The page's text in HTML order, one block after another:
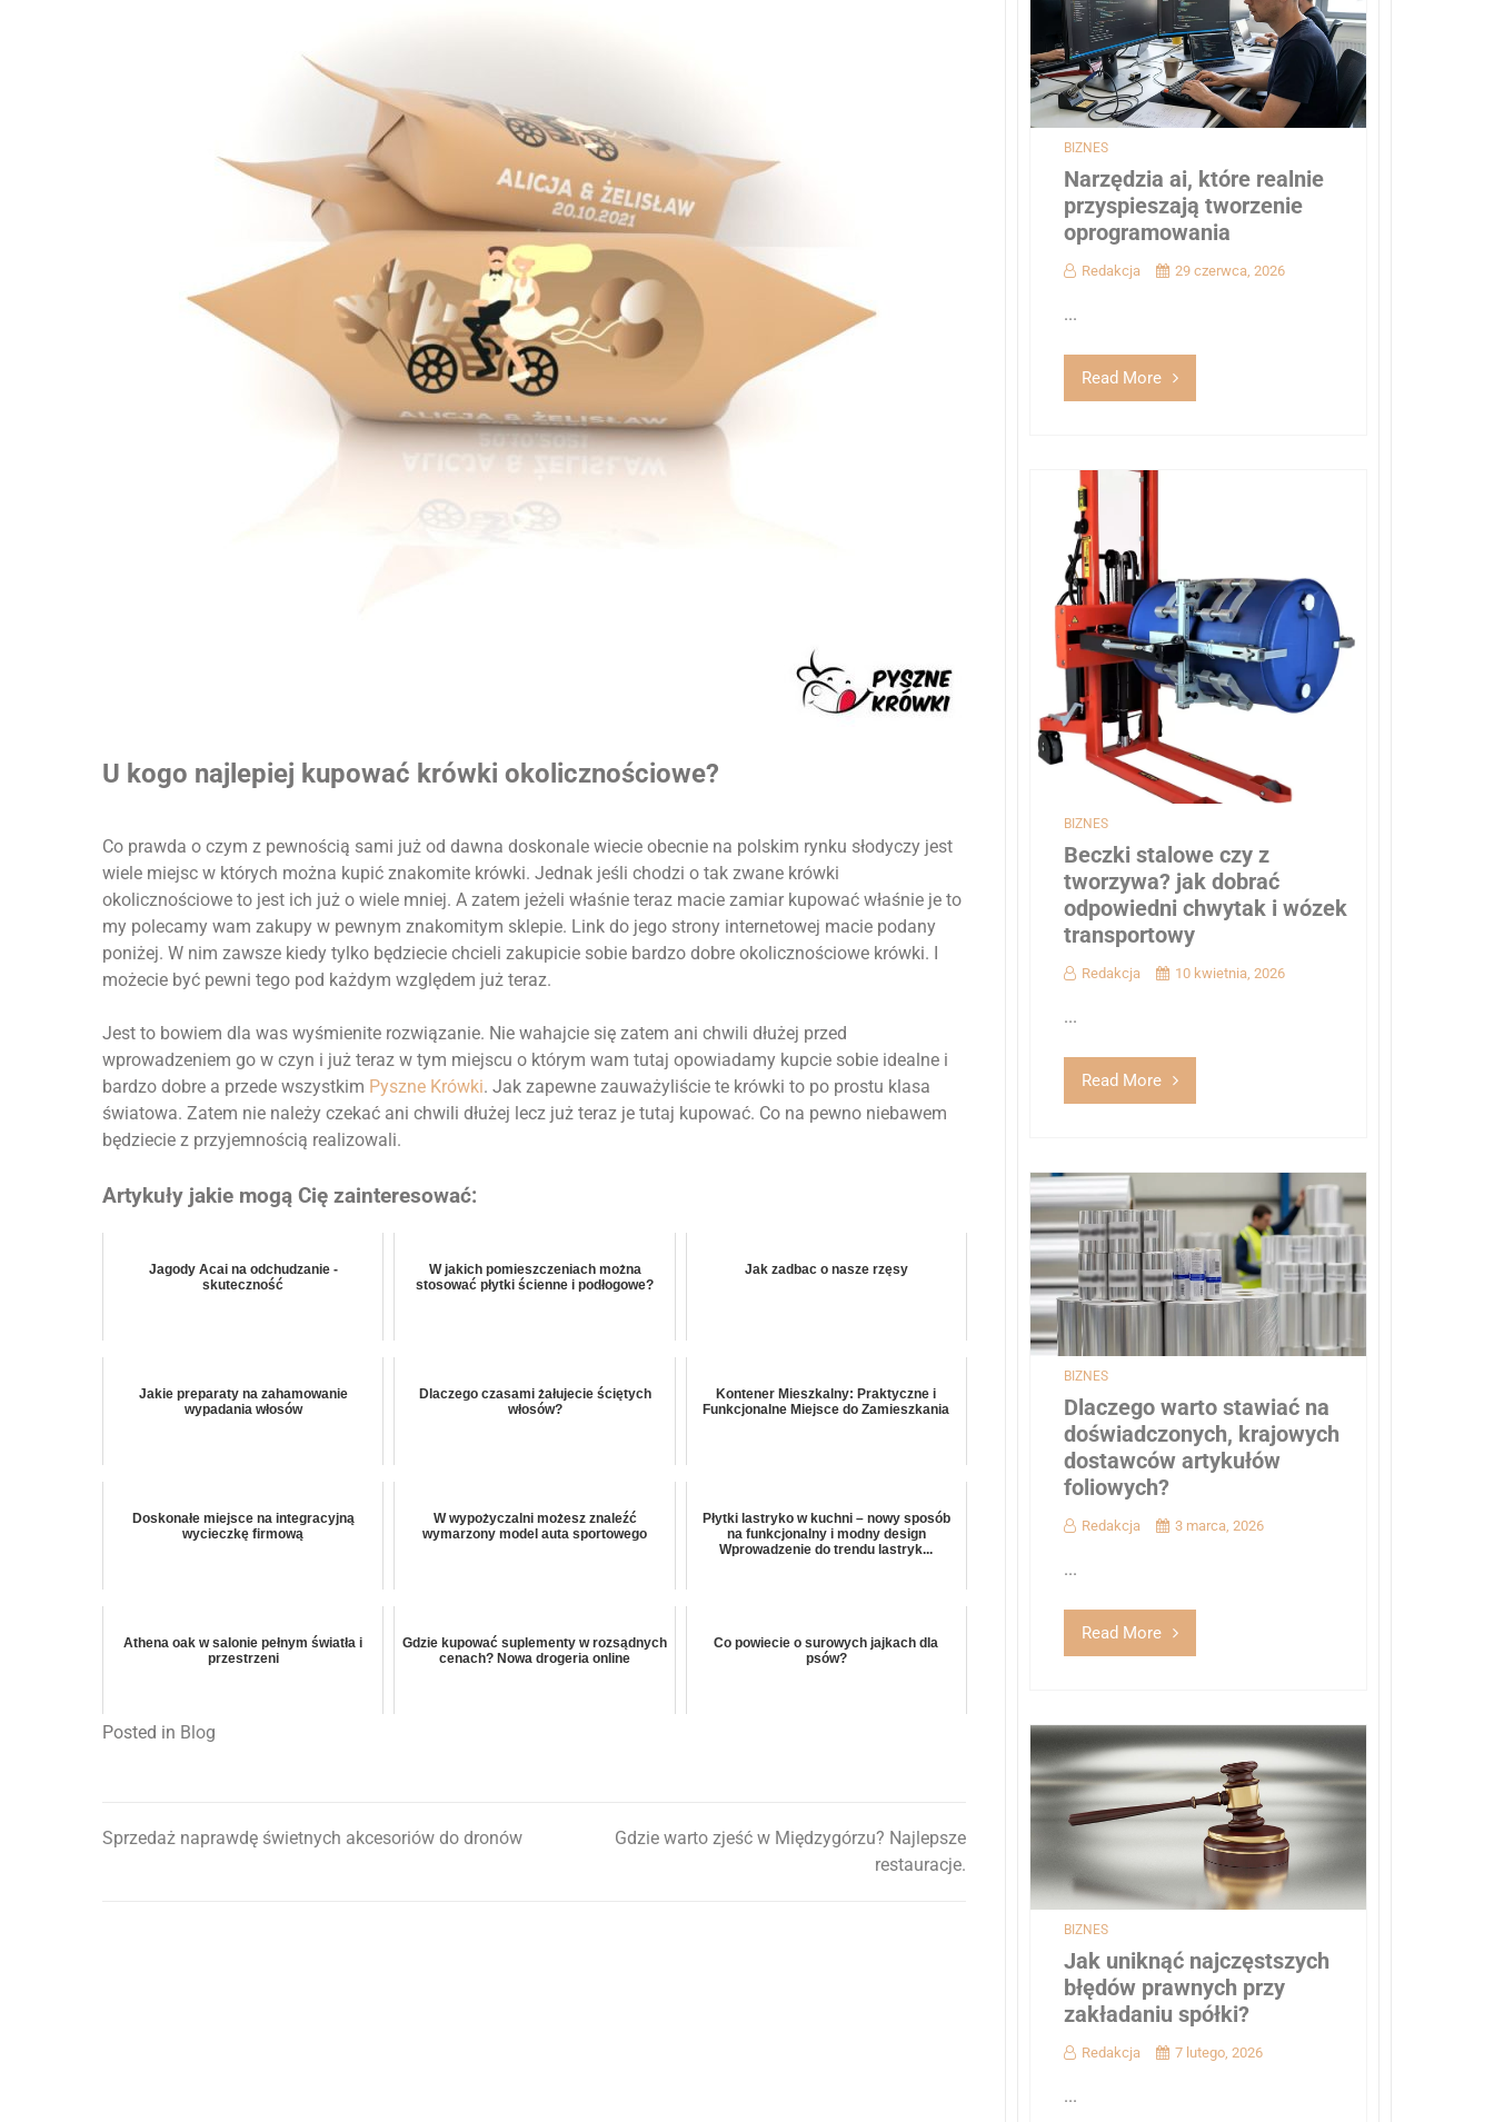
U kogo najlepiej kupować krówki okolicznościowe?
Co prawda o czym z pewnością sami już od dawna doskonale wiecie obecnie na polskim rynku słodyczy jest
wiele miejsc w których można kupić znakomite krówki. Jednak jeśli chodzi o tak zwane krówki
okolicznościowe to jest ich już o wiele mniej. A zatem jeżeli właśnie teraz macie zamiar kupować właśnie je to
my polecamy wam zakupy w pewnym znakomitym sklepie. Link do jego strony internetowej macie podany
poniżej. W nim zawsze kiedy tylko będziecie chcieli zakupicie sobie bardzo dobre okolicznościowe krówki. I
możecie być pewni tego pod każdym względem już teraz.
Jest to bowiem dla was wyśmienite rozwiązanie. Nie wahajcie się zatem ani chwili dłużej przed
wprowadzeniem go w czyn i już teraz w tym miejscu o którym wam tutaj opowiadamy kupcie sobie idealne i
bardzo dobre a przede wszystkim Pyszne Krówki. Jak zapewne zauważyliście te krówki to po prostu klasa
światowa. Zatem nie należy czekać ani chwili dłużej lecz już teraz je tutaj kupować. Co na pewno niebawem
będziecie z przyjemnością realizowali.
Artykuły jakie mogą Cię zainteresować:
Jagody Acai na odchudzanie -
skuteczność
W jakich pomieszczeniach można
stosować płytki ścienne i podłogowe?
Jak zadbac o nasze rzęsy
Jakie preparaty na zahamowanie
wypadania włosów
Dlaczego czasami żałujecie ściętych
włosów?
Kontener Mieszkalny: Praktyczne i
Funkcjonalne Miejsce do Zamieszkania
Doskonałe miejsce na integracyjną
wycieczkę firmową
W wypożyczalni możesz znaleźć
wymarzony model auta sportowego
Płytki lastryko w kuchni – nowy sposób
na funkcjonalny i modny design
Wprowadzenie do trendu lastryk...
Athena oak w salonie pełnym światła i
przestrzeni
Gdzie kupować suplementy w rozsądnych
cenach? Nowa drogeria online
Co powiecie o surowych jajkach dla
psów?
Posted in Blog
Nawigacja
Sprzedaż naprawdę świetnych akcesoriów do dronów
Gdzie warto zjeść w Międzygórzu? Najlepsze
restauracje.
BIZNES
Narzędzia ai, które realnie
przyspieszają tworzenie
oprogramowania
Redakcja 29 czerwca, 2026
...
Read More
BIZNES
Beczki stalowe czy z
tworzywa? jak dobrać
odpowiedni chwytak i wózek
transportowy
Redakcja 10 kwietnia, 2026
...
Read More
BIZNES
Dlaczego warto stawiać na
doświadczonych, krajowych
dostawców artykułów
foliowych?
Redakcja 3 marca, 2026
...
Read More
BIZNES
Jak uniknąć najczęstszych
błędów prawnych przy
zakładaniu spółki?
Redakcja 7 lutego, 2026
...